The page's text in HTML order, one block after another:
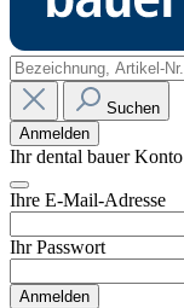
Suchen
Anmelden
Ihr dental bauer Konto
Ihre E-Mail-Adresse
Ihr Passwort
Anmelden